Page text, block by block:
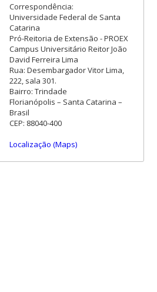
Correspondência:
Universidade Federal de Santa
Catarina
Pró-Reitoria de Extensão - PROEX
Campus Universitário Reitor João
David Ferreira Lima
Rua: Desembargador Vitor Lima,
222, sala 301.
Bairro: Trindade
Florianópolis – Santa Catarina –
Brasil
CEP: 88040-400
Localização (Maps)